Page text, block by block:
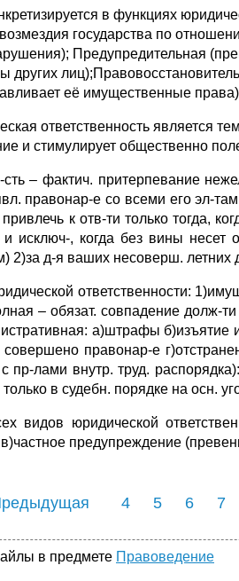
в функциях
возмездия государства по
Предупредительная
других
её имущественные
ответственность является
и стимулирует общественно
– фактич. притерпевание
правонар-е со всеми его эл-
к отв-ти только тогда,
исключ-, когда без вины несет
2)за д-я ваших несоверш. летних
ответственности:
– обязат. совпадение долж-
а)штрафы
совершено правонар-е
пр-лами внутр. труд.
в судебн. порядке на осн.
видов юридической
предупреждение
4 5 6 7
в предмете Правоведение